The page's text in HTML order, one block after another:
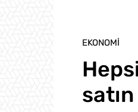
EKONOMI